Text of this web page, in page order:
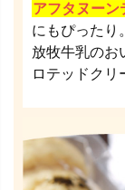
アフタヌーン
にもぴったり。
放牧牛乳のお
ロテッドクリ